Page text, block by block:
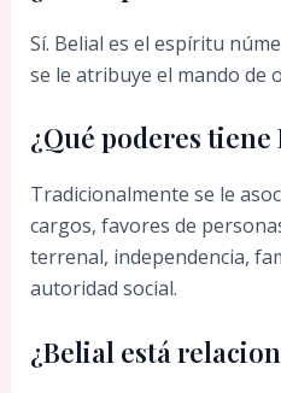
Sí. Belial es el espíritu
se le atribuye el mando de
¿Qué poderes tiene
Tradicionalmente se le
cargos, favores de
terrenal, independencia,
autoridad social.
¿Belial está